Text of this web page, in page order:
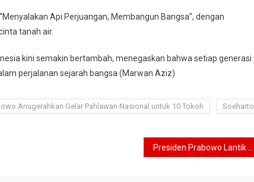
Api Perjuangan, Membangun Bangsa”, dengan
tanah air.
kini semakin bertambah, menegaskan bahwa setiap generasi
perjalanan sejarah bangsa (Marwan Aziz)
Anugerahkan Gelar Pahlawan Nasional untuk 10 Tokoh
Soeharto
Presiden Prabowo Lantik Arif Satria Jadi Kepala BRIN, Amarulla Octavian Jadi Wakilnya